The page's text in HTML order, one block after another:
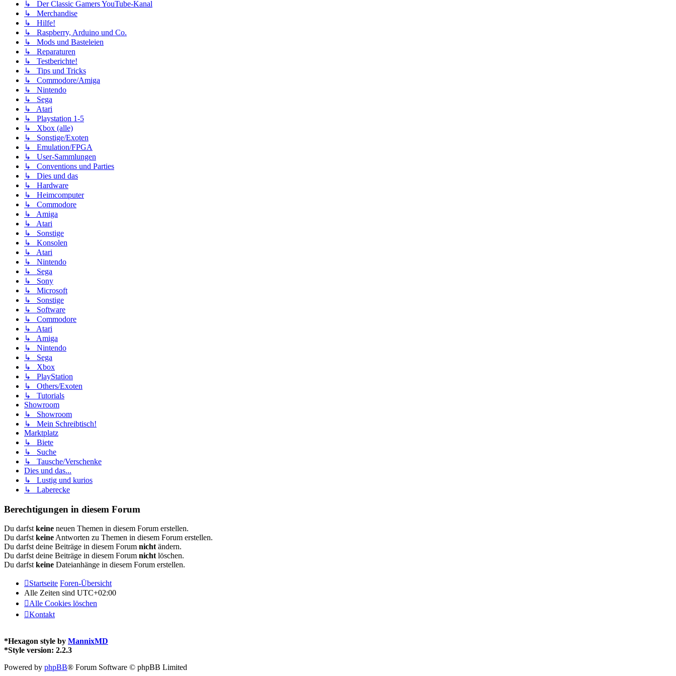
↳ Der Classic Gamers YouTube-Kanal
↳ Merchandise
↳ Hilfe!
↳ Raspberry, Arduino und Co.
↳ Mods und Basteleien
↳ Reparaturen
↳ Testberichte!
↳ Tips und Tricks
↳ Commodore/Amiga
↳ Nintendo
↳ Sega
↳ Atari
↳ Playstation 1-5
↳ Xbox (alle)
↳ Sonstige/Exoten
↳ Emulation/FPGA
↳ User-Sammlungen
↳ Conventions und Parties
↳ Dies und das
↳ Hardware
↳ Heimcomputer
↳ Commodore
↳ Amiga
↳ Atari
↳ Sonstige
↳ Konsolen
↳ Atari
↳ Nintendo
↳ Sega
↳ Sony
↳ Microsoft
↳ Sonstige
↳ Software
↳ Commodore
↳ Atari
↳ Amiga
↳ Nintendo
↳ Sega
↳ Xbox
↳ PlayStation
↳ Others/Exoten
↳ Tutorials
Showroom
↳ Showroom
↳ Mein Schreibtisch!
Marktplatz
↳ Biete
↳ Suche
↳ Tausche/Verschenke
Dies und das...
↳ Lustig und kurios
↳ Laberecke
Berechtigungen in diesem Forum
Du darfst keine neuen Themen in diesem Forum erstellen.
Du darfst keine Antworten zu Themen in diesem Forum erstellen.
Du darfst deine Beiträge in diesem Forum nicht ändern.
Du darfst deine Beiträge in diesem Forum nicht löschen.
Du darfst keine Dateianhänge in diesem Forum erstellen.
Startseite Foren-Übersicht
Alle Zeiten sind UTC+02:00
Alle Cookies löschen
Kontakt
*Hexagon style by MannixMD
*Style version: 2.2.3
Powered by phpBB® Forum Software © phpBB Limited